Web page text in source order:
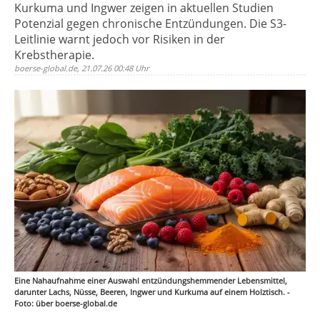
Kurkuma und Ingwer zeigen in aktuellen Studien
Potenzial gegen chronische Entzündungen. Die S3-
Leitlinie warnt jedoch vor Risiken in der
Krebstherapie.
boerse-global.de, 21.07.26 00:48 Uhr
Eine Nahaufnahme einer Auswahl entzündungshemmender Lebensmittel,
darunter Lachs, Nüsse, Beeren, Ingwer und Kurkuma auf einem Holztisch. -
Foto: über boerse-global.de